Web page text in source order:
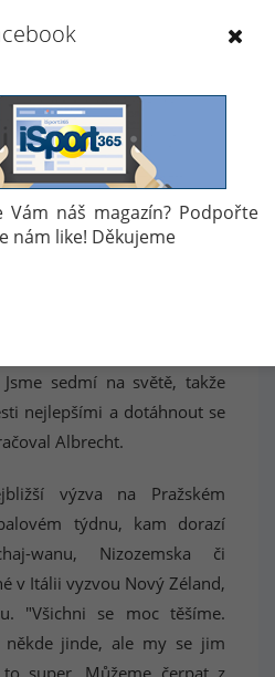
připravit na kvalifikaci
Navíc další olympiáda v
Brisbane, kde je také
sporty budou. Budoucnost
jasno trenér ženské
sedmí na světě, takže
nejlepšími a dotáhnout se
Albrecht.
výzva na Pražském
týdnu, kam dorazí
wanu, Nizozemska či
v Itálii vyzvou Nový Zéland,
"Všichni se moc těšíme.
jinde, ale my se jim
super. Můžeme čerpat z
náš magazín? Podpořte
nám like! Děkujeme